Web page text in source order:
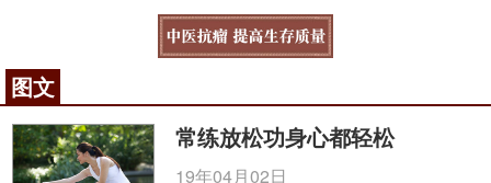
图文
常练放松功身心都轻松
19年04月02日